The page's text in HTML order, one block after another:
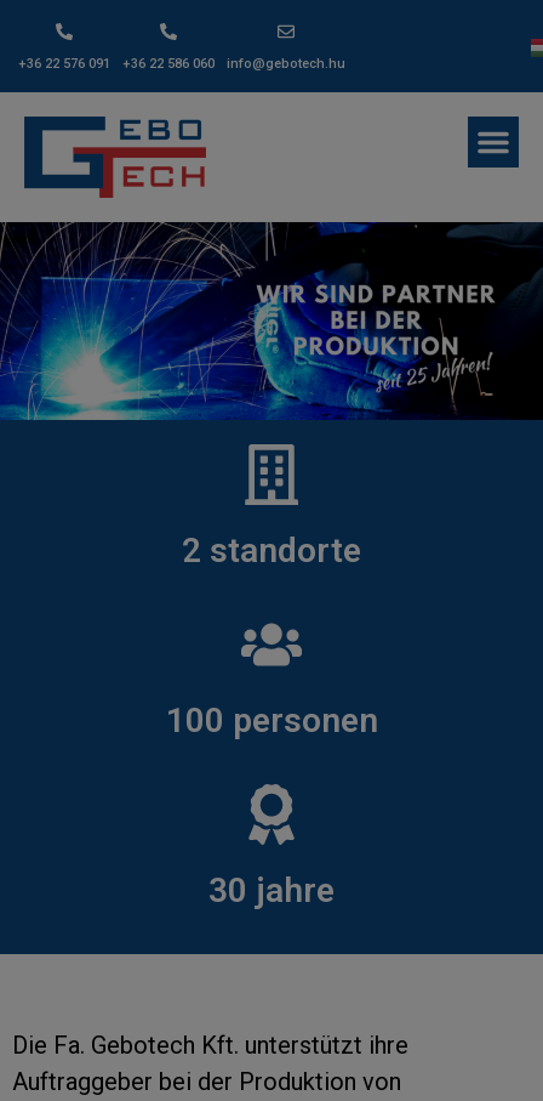
+36 22 576 091 +36 22 586 060 info@gebotech.hu
2 standorte
100 personen
30 jahre
Die Fa. Gebotech Kft. unterstützt ihre
Auftraggeber bei der Produktion von